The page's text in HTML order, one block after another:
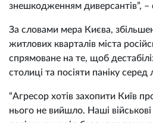
знешкодженням диверсантів”, –
За словами мера Києва,
житлових кварталів міста
спрямоване на те, щоб
столиці та посіяти паніку
“Агресор хотів захопити Київ
нього не вийшло. Наші військові